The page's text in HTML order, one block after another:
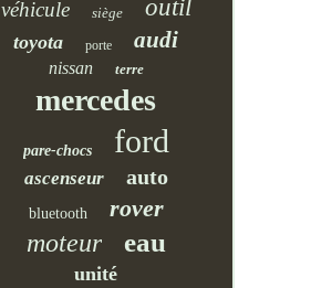
véhicule siège outil
toyota porte audi
nissan terre
mercedes
pare-chocs ford
ascenseur auto
bluetooth rover
moteur eau
unité